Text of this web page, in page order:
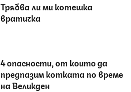
Трябва ли ми котешка
вратичка
4 опасности, от които да
предпазим котката по време
на Великден